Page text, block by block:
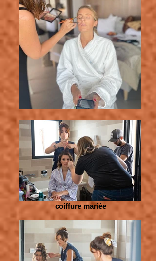
coiffure mariée